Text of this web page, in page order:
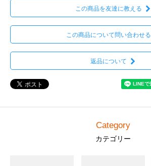
この商品を友達に教える
この商品について問い合わせる
返品について
Category
カテゴリー